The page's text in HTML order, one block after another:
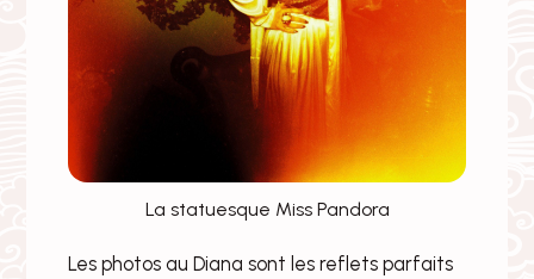
La statuesque Miss Pandora
Les photos au Diana sont les reflets parfaits